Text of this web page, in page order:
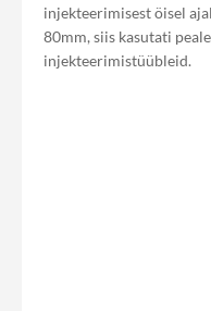
injekteerimisest öisel
80mm, siis kasutati
injekteerimistüübleid.